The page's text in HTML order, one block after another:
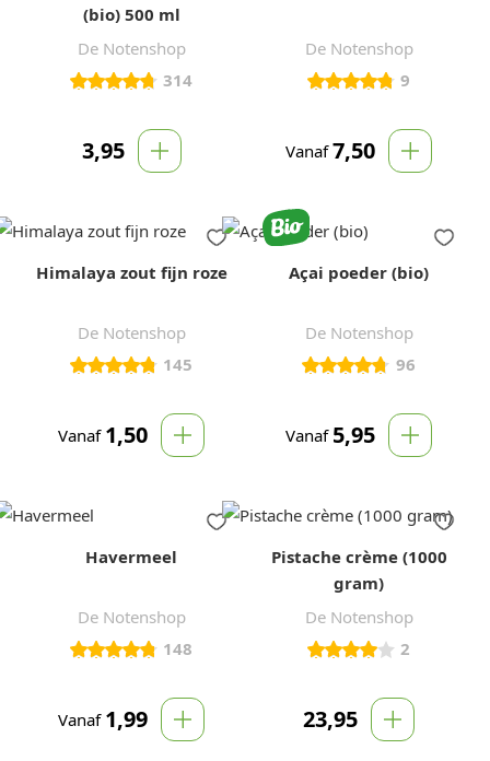
(bio) 500 ml
De Notenshop
314
3,95
De Notenshop
9
Vanaf 7,50
Himalaya zout fijn roze
De Notenshop
145
Vanaf 1,50
Açai poeder (bio)
De Notenshop
96
Vanaf 5,95
Havermeel
De Notenshop
148
Vanaf 1,99
Pistache crème (1000
gram)
De Notenshop
2
23,95